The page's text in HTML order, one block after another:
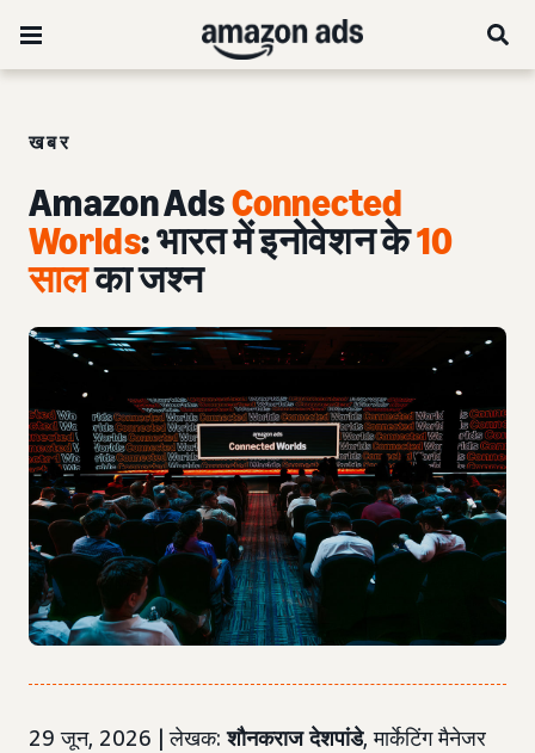
खबर
Amazon AdsConnected
Worlds: भारत में इनोवेशन के10
सालका जश्न
29 जून, 2026 | लेखक:शौनकराज देशपांडे, मार्केटिंग मैनेजर